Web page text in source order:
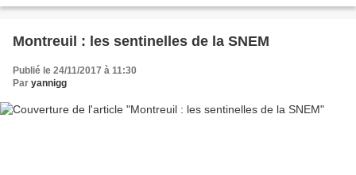
Montreuil : les sentinelles de la SNEM
Publié le 24/11/2017 à 11:30
Par yannigg